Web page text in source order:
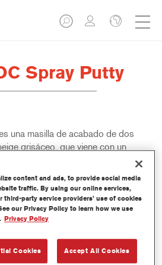
Spray Putty
una masilla de acabado de dos
grisáceo, que viene con un
recomienda para usar sobre
reforzado con fibra de vidrio.
resistencia al descolgado.
content and ads, to provide social media
traffic. By using our online services,
third-party service providers’ use of cookies
our Privacy Policy to learn how we use
Privacy Policy
Cookies Accept All Cookies